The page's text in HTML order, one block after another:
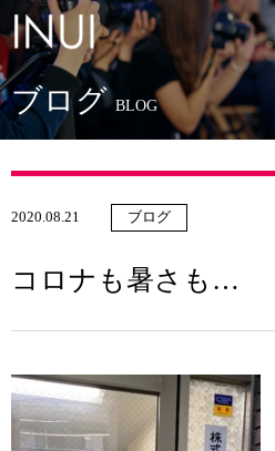
HOME
NEWS
CONTACT
ブログ BLOG
コロナも暑さも…
2020.08.21 ブログ